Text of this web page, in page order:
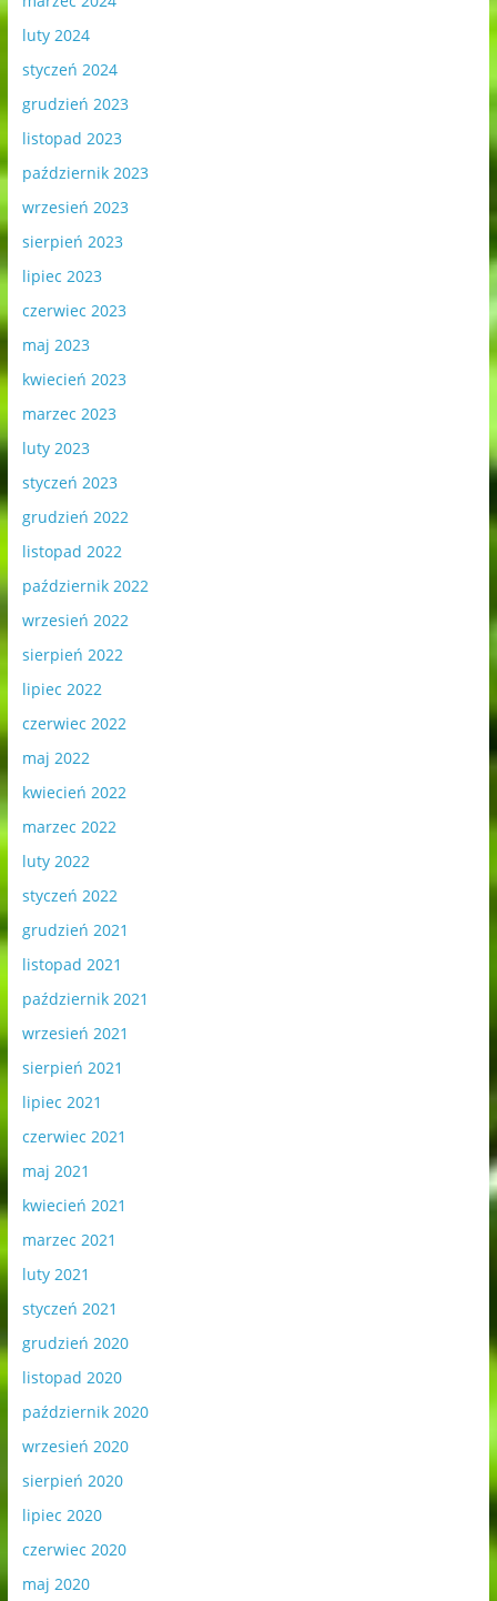
luty 2024
styczeń 2024
grudzień 2023
listopad 2023
październik 2023
wrzesień 2023
sierpień 2023
lipiec 2023
czerwiec 2023
maj 2023
kwiecień 2023
marzec 2023
luty 2023
styczeń 2023
grudzień 2022
listopad 2022
październik 2022
wrzesień 2022
sierpień 2022
lipiec 2022
czerwiec 2022
maj 2022
kwiecień 2022
marzec 2022
luty 2022
styczeń 2022
grudzień 2021
listopad 2021
październik 2021
wrzesień 2021
sierpień 2021
lipiec 2021
czerwiec 2021
maj 2021
kwiecień 2021
marzec 2021
luty 2021
styczeń 2021
grudzień 2020
listopad 2020
październik 2020
wrzesień 2020
sierpień 2020
lipiec 2020
czerwiec 2020
maj 2020